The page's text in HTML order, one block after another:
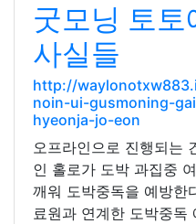
굿모닝 토토
사실들
http://
noin-ui-gusmoning-
hyeonja-jo-eon
오프라인으로 진행되는
인 홀로가 도박 과집중
깨워 도박중독을 예방한
료원과 연계한 도박중독